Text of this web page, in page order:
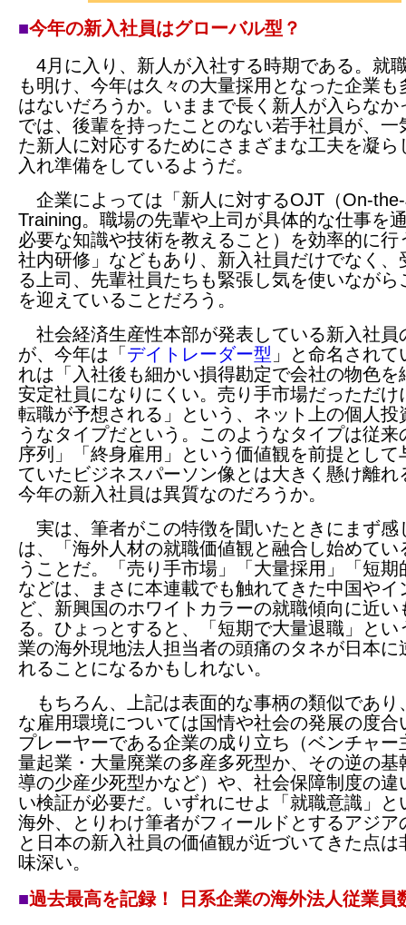
■今年の新入社員はグローバル型？
4月に入り、新人が入社する時期である。就
も明け、今年は久々の大量採用となった企業も
はないだろうか。いままで長く新人が入らなか
では、後輩を持ったことのない若手社員が、一
た新人に対応するためにさまざまな工夫を凝ら
入れ準備をしているようだ。
企業によっては「新人に対するOJT（On-
Training。職場の先輩や上司が具体的な仕事を
必要な知識や技術を教えること）を効率的に行
社内研修」などもあり、新入社員だけでなく、
る上司、先輩社員たちも緊張し気を使いながら
を迎えていることだろう。
社会経済生産性本部が発表している新入社員
が、今年は「 デイトレーダー型 」と命名されて
れは「入社後も細かい損得勘定で会社の物色を
安定社員になりにくい。売り手市場だっただけ
転職が予想される」という、ネット上の個人投
うなタイプだという。このようなタイプは従来
序列」「終身雇用」という価値観を前提として
ていたビジネスパーソン像とは大きく懸け離れ
今年の新入社員は異質なのだろうか。
実は、筆者がこの特徴を聞いたときにまず感
は、「海外人材の就職価値観と融合し始めてい
うことだ。「売り手市場」「大量採用」「短期
などは、まさに本連載でも触れてきた中国やイ
ど、新興国のホワイトカラーの就職傾向に近い
る。ひょっとすると、「短期で大量退職」とい
業の海外現地法人担当者の頭痛のタネが日本に
れることになるかもしれない。
もちろん、上記は表面的な事柄の類似であり
な雇用環境については国情や社会の発展の度合
プレーヤーである企業の成り立ち（ベンチャー
量起業・大量廃業の多産多死型か、その逆の基
導の少産少死型かなど）や、社会保障制度の違
い検証が必要だ。いずれにせよ「就職意識」と
海外、とりわけ筆者がフィールドとするアジア
と日本の新入社員の価値観が近づいてきた点は
味深い。
■過去最高を記録！ 日系企業の海外法人従業員